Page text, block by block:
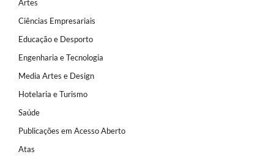
Artes
Ciências Empresariais
Educação e Desporto
Engenharia e Tecnologia
Media Artes e Design
Hotelaria e Turismo
Saúde
Publicações em Acesso Aberto
Atas